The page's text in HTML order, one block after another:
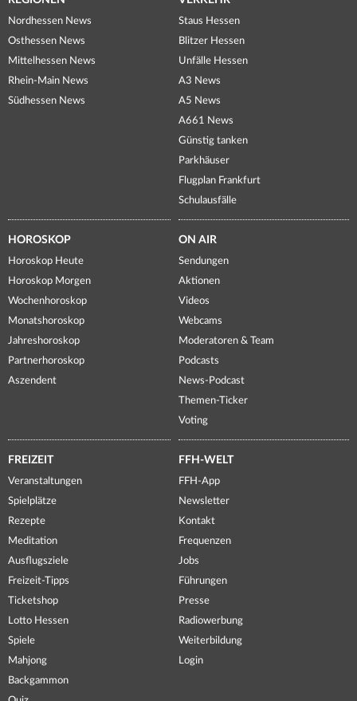
Nordhessen News
Osthessen News
Mittelhessen News
Rhein-Main News
Südhessen News
Staus Hessen
Blitzer Hessen
Unfälle Hessen
A3 News
A5 News
A661 News
Günstig tanken
Parkhäuser
Flugplan Frankfurt
Schulausfälle
HOROSKOP
Horoskop Heute
Horoskop Morgen
Wochenhoroskop
Monatshoroskop
Jahreshoroskop
Partnerhoroskop
Aszendent
ON AIR
Sendungen
Aktionen
Videos
Webcams
Moderatoren & Team
Podcasts
News-Podcast
Themen-Ticker
Voting
FREIZEIT
Veranstaltungen
Spielplätze
Rezepte
Meditation
Ausflugsziele
Freizeit-Tipps
Ticketshop
Lotto Hessen
Spiele
Mahjong
Backgammon
FFH-WELT
FFH-App
Newsletter
Kontakt
Frequenzen
Jobs
Führungen
Presse
Radiowerbung
Weiterbildung
Login